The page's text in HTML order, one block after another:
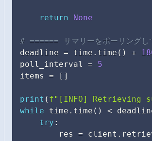
return None
# ====== サマリーをポーリング
deadline = time . time ( ) +
poll_interval =
5
items = [ ]
print ( f"[INFO] Retrieving
while time . time ( ) <
try :
        res
= client .